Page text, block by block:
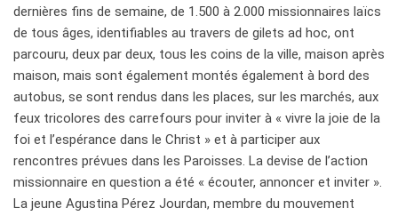
dernières fins de semaine, de 1.500 à 2.000 missionnaires laïcs
de tous âges, identifiables au travers de gilets ad hoc, ont
parcouru, deux par deux, tous les coins de la ville, maison après
maison, mais sont également montés également à bord des
autobus, se sont rendus dans les places, sur les marchés, aux
feux tricolores des carrefours pour inviter à « vivre la joie de la
foi et l’espérance dans le Christ » et à participer aux
rencontres prévues dans les Paroisses. La devise de l’action
missionnaire en question a été « écouter, annoncer et inviter ».
La jeune Agustina Pérez Jourdan, membre du mouvement